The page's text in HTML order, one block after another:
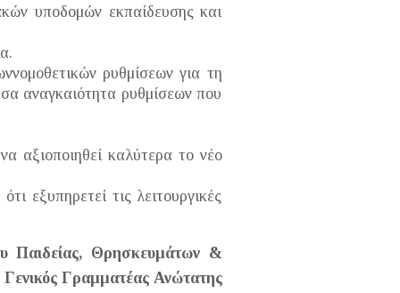
υποδομών εκπαίδευσης και
ρυθμίσεων για τη
αναγκαιότητα ρυθμίσεων που
αξιοποιηθεί καλύτερα το νέο
εξυπηρετεί τις λειτουργικές
Παιδείας, Θρησκευμάτων &
Γενικός Γραμματέας Ανώτατης